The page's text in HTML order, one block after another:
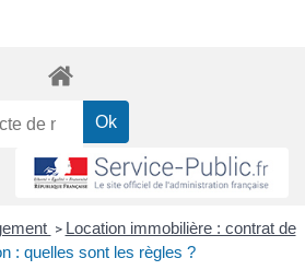
> Location immobilière : contrat de
: quelles sont les règles ?